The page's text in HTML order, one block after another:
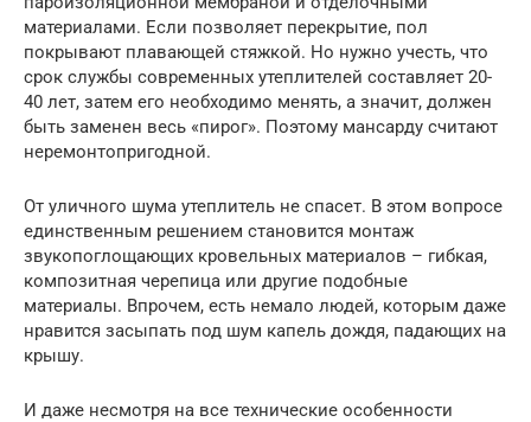
материалами. Если позволяет перекрытие, пол
покрывают плавающей стяжкой. Но нужно учесть, что
срок службы современных утеплителей составляет 20-
40 лет, затем его необходимо менять, а значит, должен
быть заменен весь «пирог». Поэтому мансарду считают
неремонтопригодной.
От уличного шума утеплитель не спасет. В этом вопросе
единственным решением становится монтаж
звукопоглощающих кровельных материалов – гибкая,
композитная черепица или другие подобные
материалы. Впрочем, есть немало людей, которым даже
нравится засыпать под шум капель дождя, падающих на
крышу.
И даже несмотря на все технические особенности